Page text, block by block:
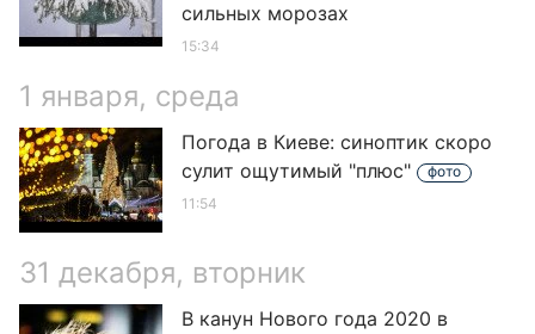
сильных морозах
15:34
1 января, среда
Погода в Киеве: синоптик скоро
сулит ощутимый "плюс"
фото
11:54
31 декабря, вторник
В канун Нового года 2020 в